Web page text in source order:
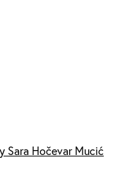
Sara Hočevar Mucić